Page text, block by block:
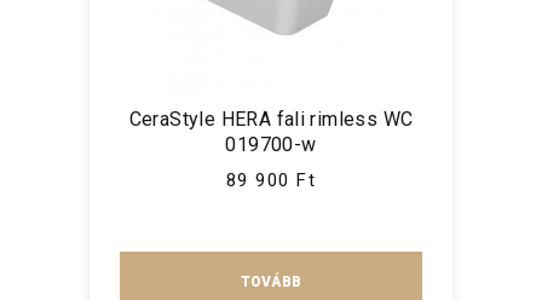
CeraStyle HERA fali rimless WC
019700-w
89 900 Ft
TOVÁBB